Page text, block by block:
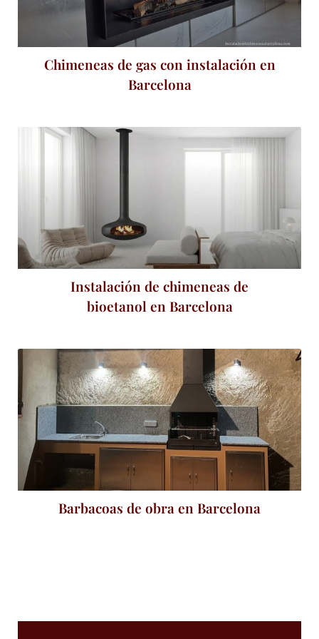
Chimeneas de gas con instalación en
Barcelona
Instalación de chimeneas de
bioetanol en Barcelona
Barbacoas de obra en Barcelona